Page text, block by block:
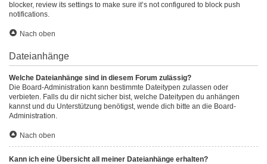
blocker, review its settings to make sure it’s not configured to block push
notifications.
Nach oben
Dateianhänge
Welche Dateianhänge sind in diesem Forum zulässig?
Die Board-Administration kann bestimmte Dateitypen zulassen oder
verbieten. Falls du dir nicht sicher bist, welche Dateitypen du anhängen
kannst und du Unterstützung benötigst, wende dich bitte an die Board-
Administration.
Nach oben
Kann ich eine Übersicht all meiner Dateianhänge erhalten?